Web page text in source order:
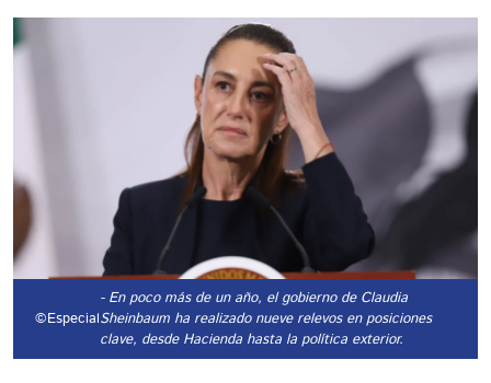
©Especial
- En poco más de un año, el gobierno de Claudia
Sheinbaum ha realizado nueve relevos en posiciones
clave, desde Hacienda hasta la política exterior.